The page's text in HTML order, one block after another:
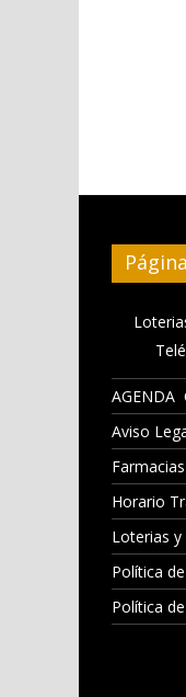
AGENDA
Aviso
Horario
Loterias y
Política
Política